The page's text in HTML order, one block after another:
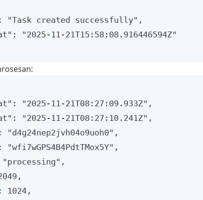
: "Task created successfully" ,
: "2025-11-21T15:58:08.916446594Z"
: "2025-11-21T08:27:09.933Z" ,
: "2025-11-21T08:27:10.241Z" ,
: "d4g24nep2jvh04o9uoh0" ,
: "wfi7wGPS4B4PdtTMox5Y" ,
"processing" ,
,
: 1024 ,